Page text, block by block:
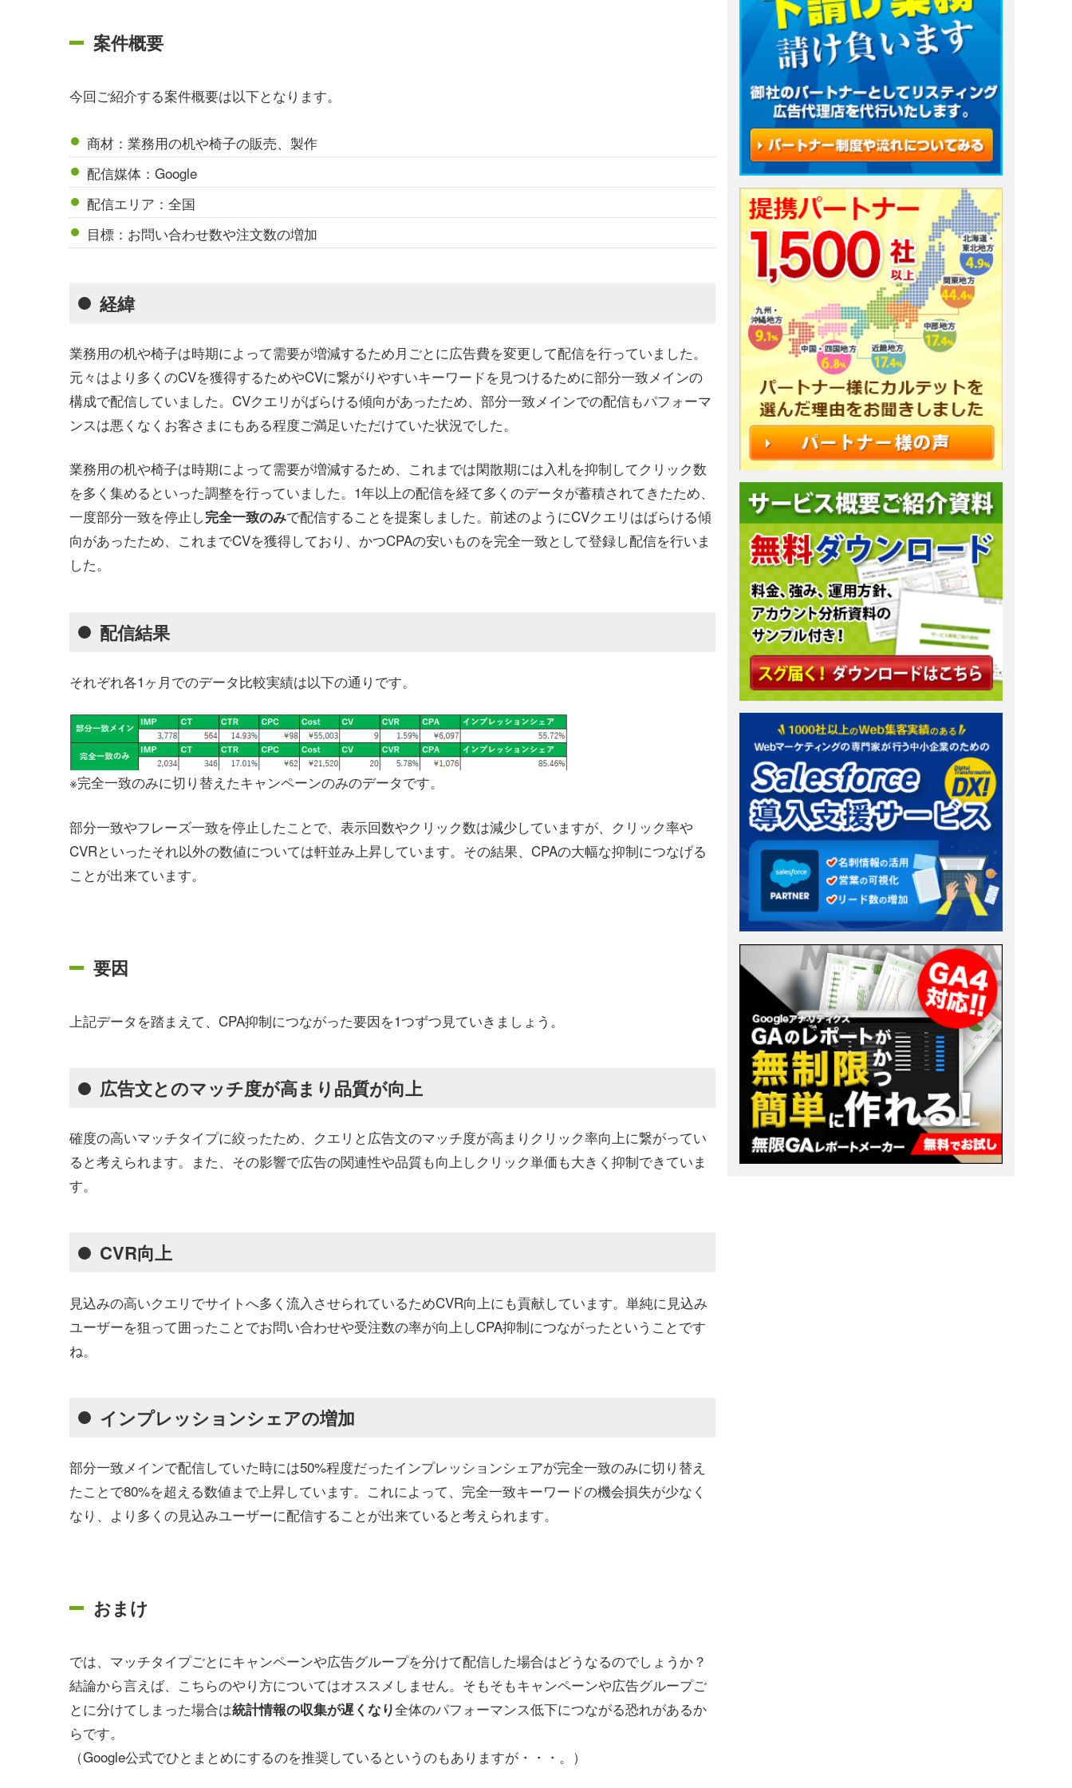
案件概要
今回ご紹介する案件概要は以下となります。
商材：業務用の机や椅子の販売、製作
配信媒体：Google
配信エリア：全国
目標：お問い合わせ数や注文数の増加
経緯
業務用の机や椅子は時期によって需要が増減するため月ごとに広告費を変更して配信を行っていました。
元々はより多くのCVを獲得するためやCVに繋がりやすいキーワードを見つけるために部分一致メインの
構成で配信していました。CVクエリがばらける傾向があったため、部分一致メインでの配信もパフォーマ
ンスは悪くなくお客さまにもある程度ご満足いただけていた状況でした。
業務用の机や椅子は時期によって需要が増減するため、これまでは閑散期には入札を抑制してクリック数
を多く集めるといった調整を行っていました。1年以上の配信を経て多くのデータが蓄積されてきたため、
一度部分一致を停止し完全一致のみで配信することを提案しました。前述のようにCVクエリはばらける傾
向があったため、これまでCVを獲得しており、かつCPAの安いものを完全一致として登録し配信を行いま
した。
配信結果
それぞれ各1ヶ月でのデータ比較実績は以下の通りです。
※完全一致のみに切り替えたキャンペーンのみのデータです。
部分一致やフレーズ一致を停止したことで、表示回数やクリック数は減少していますが、クリック率や
CVRといったそれ以外の数値については軒並み上昇しています。その結果、CPAの大幅な抑制につなげる
ことが出来ています。
要因
上記データを踏まえて、CPA抑制につながった要因を1つずつ見ていきましょう。
広告文とのマッチ度が高まり品質が向上
確度の高いマッチタイプに絞ったため、クエリと広告文のマッチ度が高まりクリック率向上に繋がってい
ると考えられます。また、その影響で広告の関連性や品質も向上しクリック単価も大きく抑制できていま
す。
CVR向上
見込みの高いクエリでサイトへ多く流入させられているためCVR向上にも貢献しています。単純に見込み
ユーザーを狙って囲ったことでお問い合わせや受注数の率が向上しCPA抑制につながったということです
ね。
インプレッションシェアの増加
部分一致メインで配信していた時には50%程度だったインプレッションシェアが完全一致のみに切り替え
たことで80%を超える数値まで上昇しています。これによって、完全一致キーワードの機会損失が少なく
なり、より多くの見込みユーザーに配信することが出来ていると考えられます。
おまけ
では、マッチタイプごとにキャンペーンや広告グループを分けて配信した場合はどうなるのでしょうか？
結論から言えば、こちらのやり方についてはオススメしません。そもそもキャンペーンや広告グループご
とに分けてしまった場合は統計情報の収集が遅くなり全体のパフォーマンス低下につながる恐れがあるか
らです。
（Google公式でひとまとめにするのを推奨しているというのもありますが・・・。）